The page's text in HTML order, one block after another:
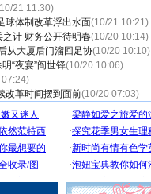
21 11:30)
球体制改革浮出水面(10/21 10:21)
计 财务公开待明春(10/20 10:14)
从大厦后门溜回足协(10/20 10:10)
“夜宴”阎世铎(10/20 10:06)
改革时间摆到面前(10/20 07:03)